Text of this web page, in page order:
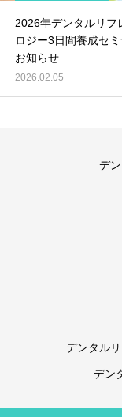
2026年デンタルリフ
ロジー3日間養成セ
お知らせ
2026.02.05
デ
デンタル
デン